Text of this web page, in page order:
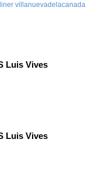
villanuevadelacanada
Luis Vives
Luis Vives